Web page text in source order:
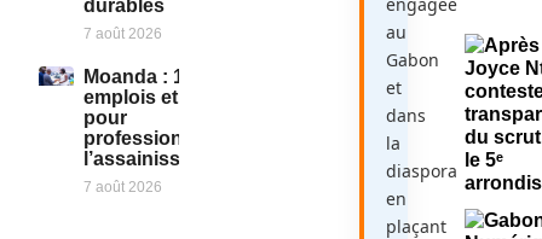
durables
7 août 2026
Moanda : 125
emplois et 10 GIE
pour
professionnaliser
l’assainissement
7 août 2026
au
Gabon
et
dans
la
diaspora
en
plaçant